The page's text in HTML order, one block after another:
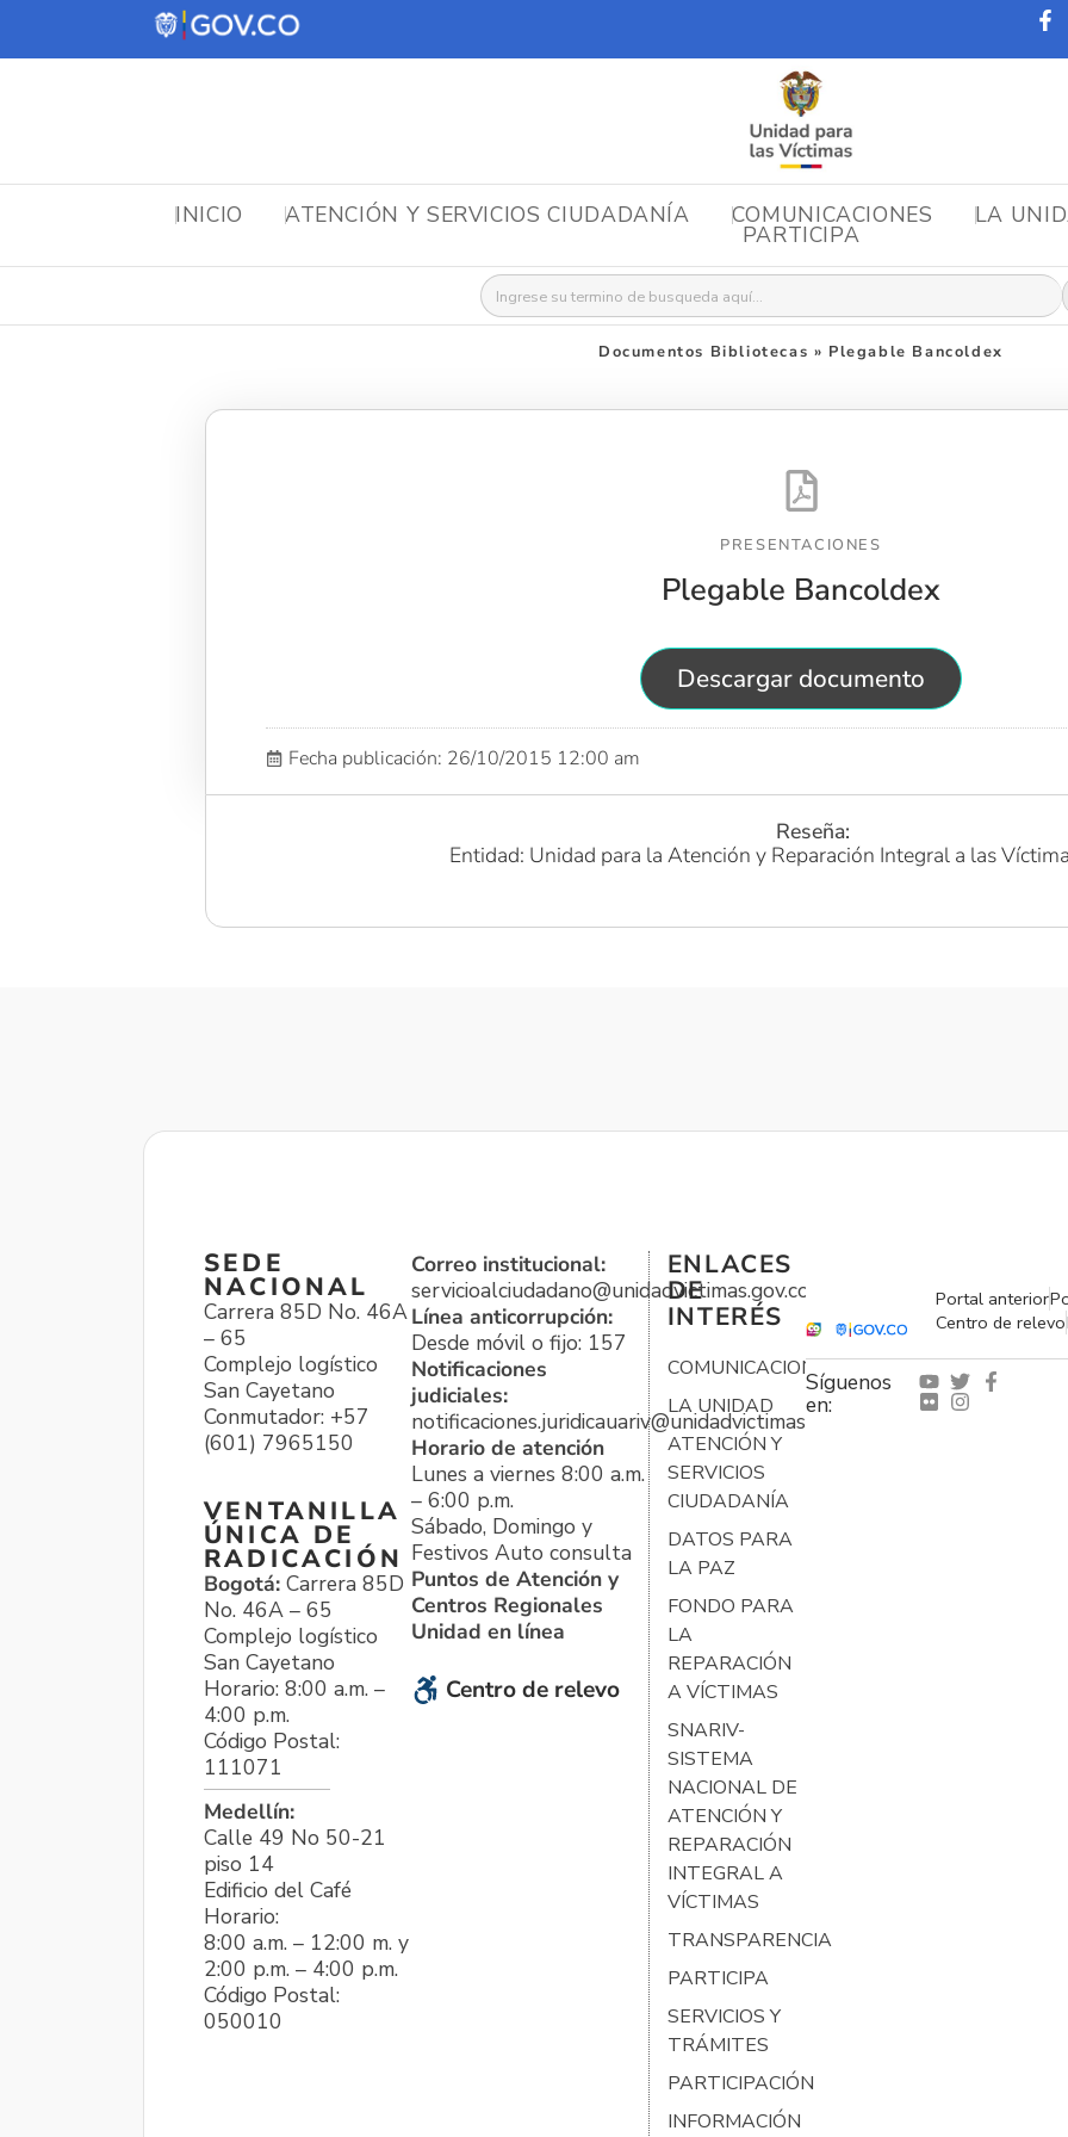
INICIO ATENCIÓN Y SERVICIOS CIUDADANÍA COMUNICACIONES LA
PARTICIPA
Buscar:
Documentos Bibliotecas » Plegable Bancoldex
PRESENTACIONES
Plegable Bancoldex
Descargar documento
Fecha publicación: 26/10/2015 12:00 am
Reseña:
Entidad: Unidad para la Atención y Reparación Integral a las
SEDE
NACIONAL
Carrera 85D No. 46A
– 65
Complejo logístico
San Cayetano
Conmutador: +57
(601) 7965150
VENTANILLA
ÚNICA DE
RADICACIÓN
Bogotá: Carrera 85D
No. 46A – 65
Complejo logístico
San Cayetano
Horario: 8:00 a.m. –
4:00 p.m.
Código Postal:
111071
Medellín:
Calle 49 No 50-21
piso 14
Edificio del Café
Horario:
8:00 a.m. – 12:00 m. y
2:00 p.m. – 4:00 p.m.
Código Postal:
050010
Correo institucional:
servicioalciudadano@unidadvictimas.gov.co
Línea anticorrupción:
Desde móvil o fijo: 157
Notificaciones
judiciales:
notificaciones.juridicauariv@unidadvictimas.gov.co
Horario de atención
Lunes a viernes 8:00 a.m.
– 6:00 p.m.
Sábado, Domingo y
Festivos Auto consulta
Puntos de Atención y
Centros Regionales
Unidad en línea
Centro de relevo
ENLACES
DE
INTERÉS
COMUNICACIONES
LA UNIDAD
ATENCIÓN Y
SERVICIOS
CIUDADANÍA
DATOS PARA
LA PAZ
FONDO PARA
LA
REPARACIÓN
A VÍCTIMAS
SNARIV-
SISTEMA
NACIONAL DE
ATENCIÓN Y
REPARACIÓN
INTEGRAL A
VÍCTIMAS
TRANSPARENCIA
PARTICIPA
SERVICIOS Y
TRÁMITES
PARTICIPACIÓN
INFORMACIÓN
Portal anterior
Centro de relevo
Síguenos
en: